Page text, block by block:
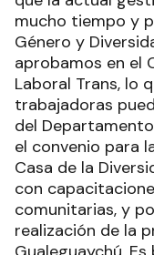
mucho tiempo y
Género y
aprobamos en el
Laboral Trans, lo
trabajadoras
del
el convenio para
Casa de la
con
comunitarias, y
realización de la